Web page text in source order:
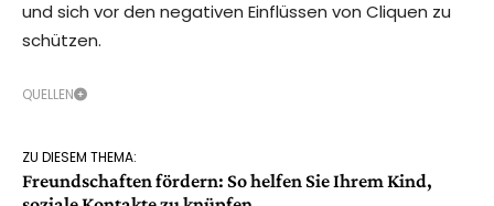
und sich vor den negativen Einflüssen von Cliquen zu
schützen.
QUELLEN
ZU DIESEM THEMA:
Freundschaften fördern: So helfen Sie Ihrem Kind,